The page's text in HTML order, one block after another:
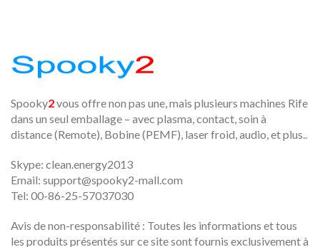
Spooky2vous offre non pas une, mais plusieurs machines Rife
dans un seul emballage – avec plasma, contact, soin à
distance (Remote), Bobine (PEMF), laser froid, audio, et plus..
Skype: clean.energy2013
Email: support@spooky2-mall.com
Tel: 00-86-25-57037030
Avis de non-responsabilité : Toutes les informations et tous
les produits présentés sur ce site sont fournis exclusivement à